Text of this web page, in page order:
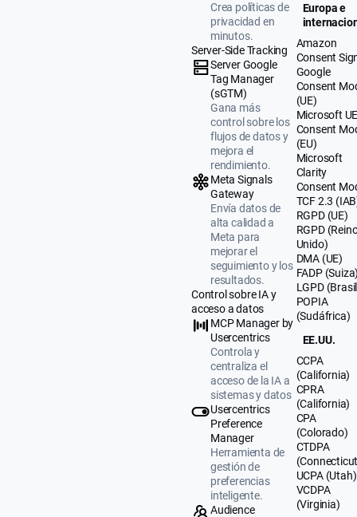
Crea políticas de
privacidad en
minutos.
Server-Side Tracking
Server Google
Tag Manager
(sGTM)
Gana más
control sobre los
flujos de datos y
mejora el
rendimiento.
Meta Signals
Gateway
Envía datos de
alta calidad a
Meta para
mejorar el
seguimiento y los
resultados.
Control sobre IA y
acceso a datos
MCP Manager by
Usercentrics
Controla y
centraliza el
acceso de la IA a
sistemas y datos
Usercentrics
Preference
Manager
Herramienta de
gestión de
preferencias
inteligente.
Audience
Europa e
Amazon
Consent
Google
Consent
(UE)
Microsoft
Consent
(EU)
Microsoft
Clarity
Consent
TCF 2.3
RGPD (UE)
RGPD
Unido)
DMA (UE)
FADP
LGPD
POPIA
(Sudáfrica)
EE.UU.
CCPA
(California)
CPRA
(California)
CPA
(Colorado)
CTDPA
UCPA (Utah)
VCDPA
(Virginia)